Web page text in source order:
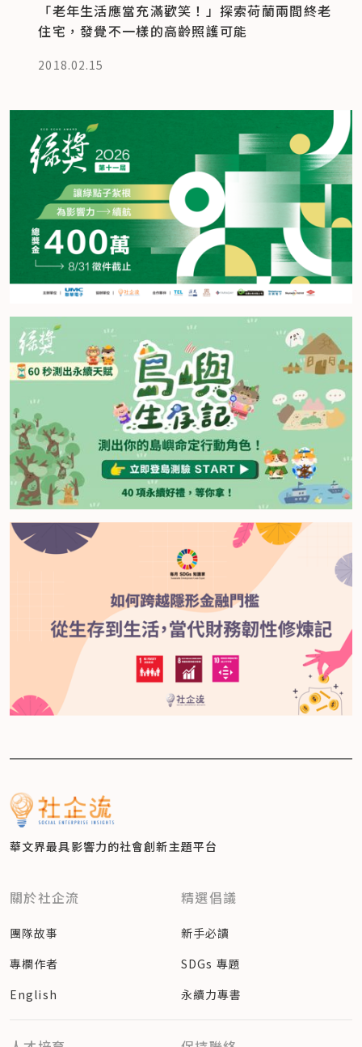
「老年生活應當充滿歡笑！」探索荷蘭兩間終老
住宅，發覺不一樣的高齡照護可能
2018.02.15
華文界最具影響力的社會創新主題平台
關於社企流
團隊故事
專欄作者
English
精選倡議
新手必讀
SDGs 專題
永續力專書